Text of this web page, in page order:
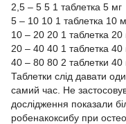
2,5 – 5 5 1 таблетка 5 мг
5 – 10 10 1 таблетка 10
10 – 20 20 1 таблетка 20
20 – 40 40 1 таблетка 40
40 – 80 80 2 таблетки 40
Таблетки слід давати
самий час. Не
дослідження показали
робенакоксибу при